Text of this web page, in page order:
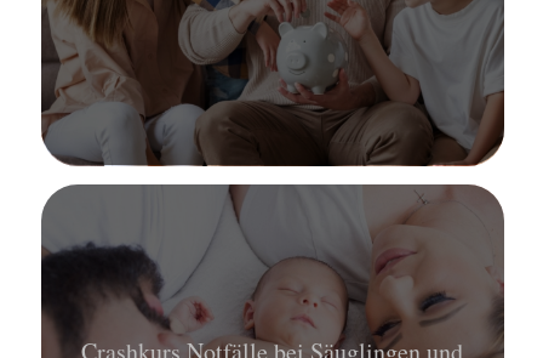
Crashkurs Notfälle bei Säuglingen und